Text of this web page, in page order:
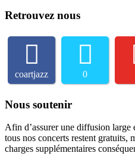
Retrouvez nous
coartjazz 0
Nous soutenir
Afin d’assurer une diffusion
tous nos concerts restent gratuits,
charges supplémentaires